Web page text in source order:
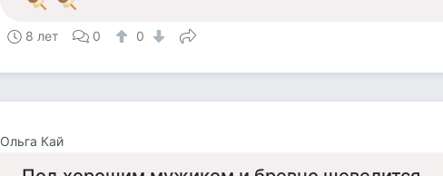
8 лет 0 0
Ольга Кай